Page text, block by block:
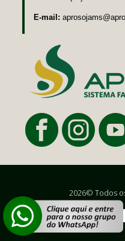
E-mail:
2026© Todos